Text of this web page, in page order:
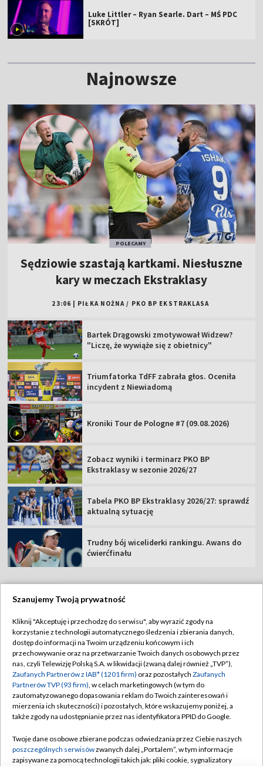
Luke Littler – Ryan Searle. Dart – MŚ PDC
[SKRÓT]
Najnowsze
POLECAMY
Sędziowie szastają kartkami. Niesłuszne
kary w meczach Ekstraklasy
23:06 PIŁKA NOŻNA / PKO BP EKSTRAKLASA
Bartek Drągowski zmotywował Widzew?
"Liczę, że wywiąże się z obietnicy"
Triumfatorka TdFF zabrała głos. Oceniła
incydent z Niewiadomą
Kroniki Tour de Pologne #7 (09.08.2026)
Zobacz wyniki i terminarz PKO BP
Ekstraklasy w sezonie 2026/27
Tabela PKO BP Ekstraklasy 2026/27: sprawdź
aktualną sytuację
Trudny bój wiceliderki rankingu. Awans do
ćwierćfinału
Abonament TVP
Sklep TVP
Biuro Reklamy
Oferta Handlowa
Telegazeta ogłoszenia
Rada Programowa
Regulamin TVP
Polityka prywatności
Moje zgody
Biuro reklamy
Kontakt
Kanały
Szanujemy Twoją prywatność
Kliknij "Akceptuję i przechodzę do serwisu", aby wyrazić zgody na
korzystanie z technologii automatycznego śledzenia i zbierania danych,
dostęp do informacji na Twoim urządzeniu końcowym i ich
przechowywanie oraz na przetwarzanie Twoich danych osobowych przez
nas, czyli Telewizję Polską S.A. w likwidacji (zwaną dalej również „TVP”),
Zaufanych Partnerów z IAB* (1201 firm) oraz pozostałych Zaufanych
Partnerów TVP (93 firm), w celach marketingowych (w tym do
zautomatyzowanego dopasowania reklam do Twoich zainteresowań i
mierzenia ich skuteczności) i pozostałych, które wskazujemy poniżej, a
także zgody na udostępnianie przez nas identyfikatora PPID do Google.
Twoje dane osobowe zbierane podczas odwiedzania przez Ciebie naszych
poszczególnych serwisówzwanych dalej „Portalem”, w tym informacje
zapisywane za pomocą technologii takich jak: pliki cookie, sygnalizatory